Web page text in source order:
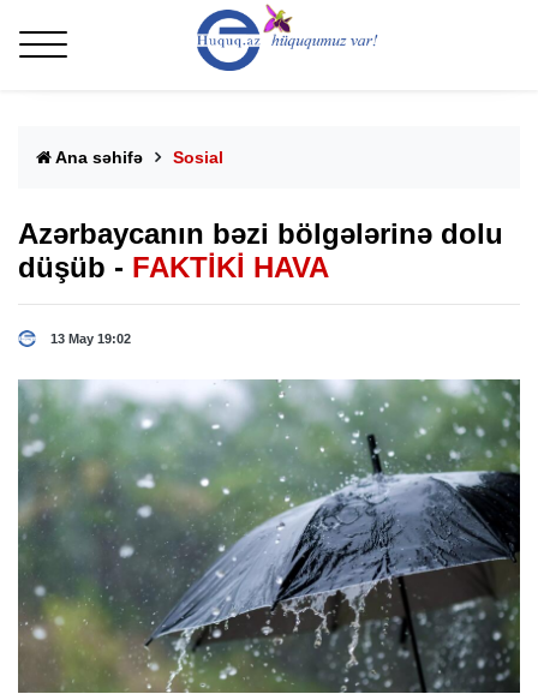
Ana səhifə Sosial
Azərbaycanın bəzi bölgələrinə dolu
düşüb - FAKTİKİ HAVA
13 May 19:02